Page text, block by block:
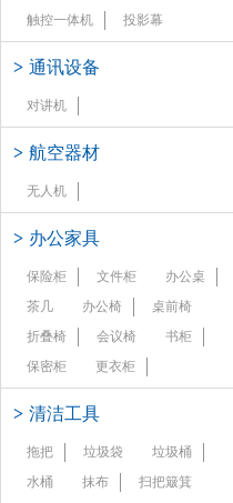
触控一体机
投影幕
> 通讯设备
对讲机
> 航空器材
无人机
> 办公家具
保险柜 文件柜
办公桌
茶几
办公椅
桌前椅
折叠椅
会议椅
书柜
保密柜
更衣柜
> 清洁工具
拖把 垃圾袋
垃圾桶
水桶
抹布
扫把簸箕